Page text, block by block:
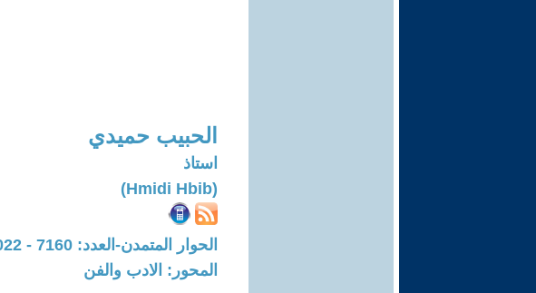
الحبيب حميدي
استاذ
(Hmidi Hbib)
الحوار المتمدن-العدد: 7160 - 2022 / 2 / 12 - 10:12
المحور: الادب والفن